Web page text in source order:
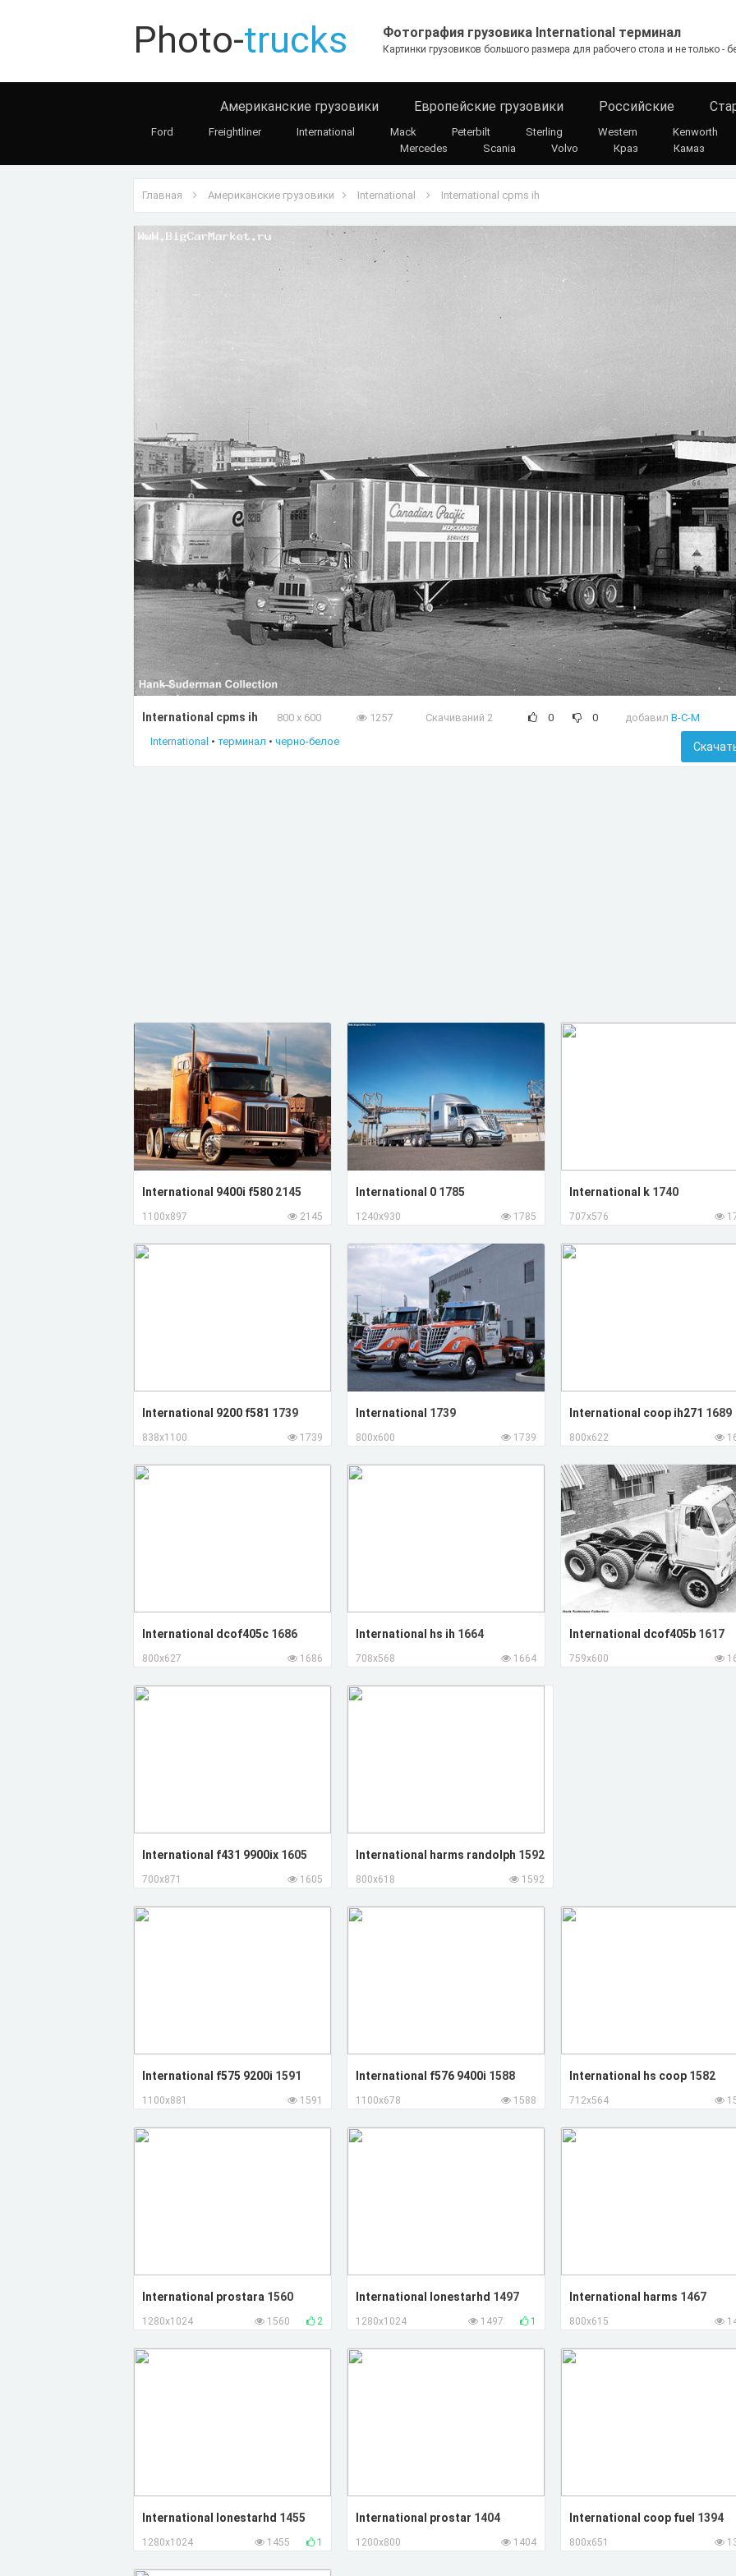
Photo-trucks Фотография грузовика International терминал
Картинки грузовиков большого размера для рабочего стола и не только -
Американские грузовики Европейские грузовики Российские
Ford Freightliner International Mack Peterbilt Sterling Western
Kenworth
Mercedes
Scania Volvo Краз Камаз
Главная Американские грузовики International International cpms ih
International cpms ih 800 x 600 1257 Скачиваний 2 0 0 добавил B-C-M
International • терминал • черно-белое
International 9400i f580 2145
1100x897 2145
International 0 1785
1240x930 1785
International k 1740
707x576
International 9200 f581 1739
838x1100 1739
International 1739
800x600 1739
International coop ih271 1689
800x622
International dcof405c 1686
800x627 1686
International hs ih 1664
708x568 1664
International dcof405b 1617
759x600
International f431 9900ix 1605
700x871 1605
International harms randolph 1592
800x618 1592
International f575 9200i 1591
1100x881 1591
International f576 9400i 1588
1100x678 1588
International hs coop 1582
712x564
International prostara 1560
1280x1024 2
1560
International lonestarhd 1497
1280x1024 1
1497
International harms 1467
800x615
International lonestarhd 1455
1280x1024 1
1455
International prostar 1404
1200x800 1404
International coop fuel 1394
800x651